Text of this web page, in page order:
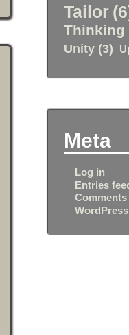
Tailor
Thinking
Unity (3)
Meta
Log in
Entries
Comments